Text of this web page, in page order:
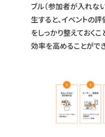
ブル（参加者が入れな
生すると、イベントの
をしっかり整えておく
効率を高めることがで